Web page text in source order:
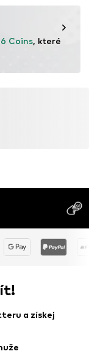
Coins, které
a získej